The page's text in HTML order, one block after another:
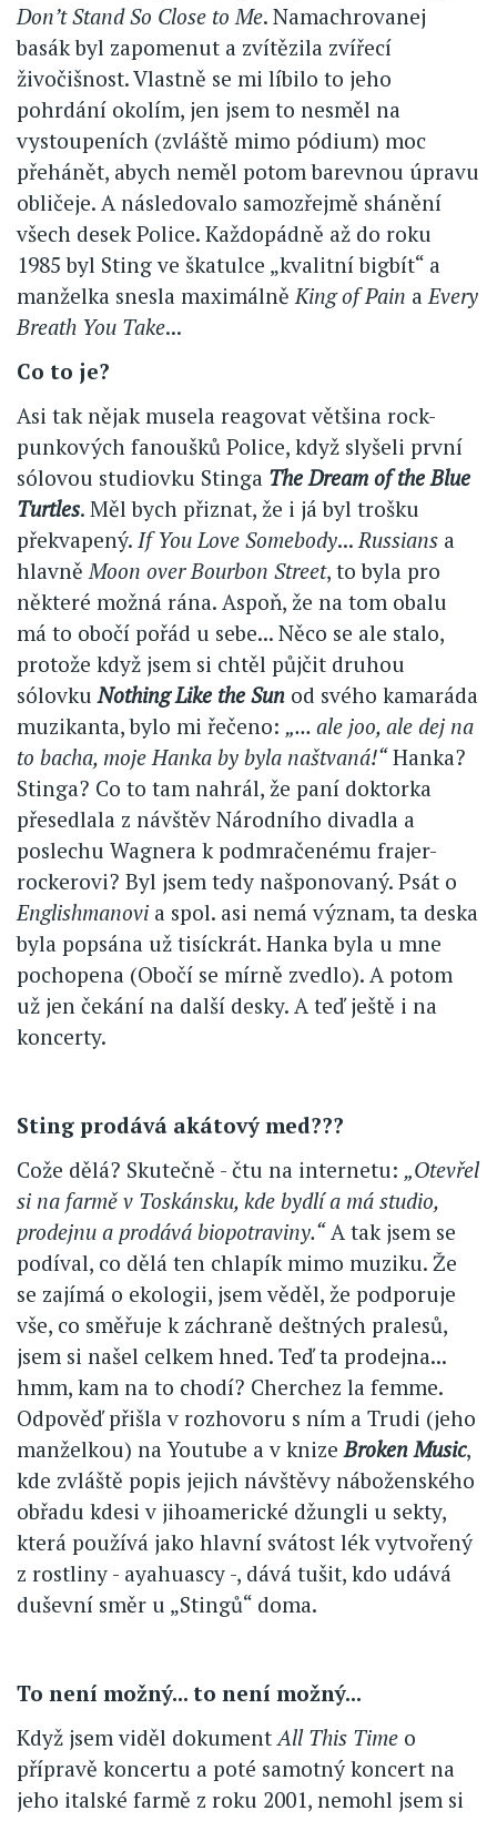
Don’t Stand So Close to Me. Namachrovanej
basák byl zapomenut a zvítězila zvířecí
živočišnost. Vlastně se mi líbilo to jeho
pohrdání okolím, jen jsem to nesměl na
vystoupeních (zvláště mimo pódium) moc
přehánět, abych neměl potom barevnou úpravu
obličeje. A následovalo samozřejmě shánění
všech desek Police. Každopádně až do roku
1985 byl Sting ve škatulce „kvalitní bigbít“ a
manželka snesla maximálně King of Pain a Every
Breath You Take...
Co to je?
Asi tak nějak musela reagovat většina rock-
punkových fanoušků Police, když slyšeli první
sólovou studiovku Stinga The Dream of the Blue
Turtles. Měl bych přiznat, že i já byl trošku
překvapený. If You Love Somebody... Russians a
hlavně Moon over Bourbon Street, to byla pro
některé možná rána. Aspoň, že na tom obalu
má to obočí pořád u sebe... Něco se ale stalo,
protože když jsem si chtěl půjčit druhou
sólovku Nothing Like the Sun od svého kamaráda
muzikanta, bylo mi řečeno: „... ale joo, ale dej na
to bacha, moje Hanka by byla naštvaná!“Hanka?
Stinga? Co to tam nahrál, že paní doktorka
přesedlala z návštěv Národního divadla a
poslechu Wagnera k podmračenému frajer-
rockerovi? Byl jsem tedy našponovaný. Psát o
Englishmanovi a spol. asi nemá význam, ta deska
byla popsána už tisíckrát. Hanka byla u mne
pochopena (Obočí se mírně zvedlo). A potom
už jen čekání na další desky. A teď ještě i na
koncerty.
Sting prodává akátový med???
Cože dělá? Skutečně - čtu na internetu: „Otevřel
si na farmě v Toskánsku, kde bydlí a má studio,
prodejnu a prodává biopotraviny.“A tak jsem se
podíval, co dělá ten chlapík mimo muziku. Že
se zajímá o ekologii, jsem věděl, že podporuje
vše, co směřuje k záchraně deštných pralesů,
jsem si našel celkem hned. Teď ta prodejna...
hmm, kam na to chodí? Cherchez la femme.
Odpověď přišla v rozhovoru s ním a Trudi (jeho
manželkou) na Youtube a v knize Broken Music,
kde zvláště popis jejich návštěvy náboženského
obřadu kdesi v jihoamerické džungli u sekty,
která používá jako hlavní svátost lék vytvořený
z rostliny - ayahuascy -, dává tušit, kdo udává
duševní směr u „Stingů“ doma.
To není možný... to není možný...
Když jsem viděl dokument All This Time o
přípravě koncertu a poté samotný koncert na
jeho italské farmě z roku 2001, nemohl jsem si